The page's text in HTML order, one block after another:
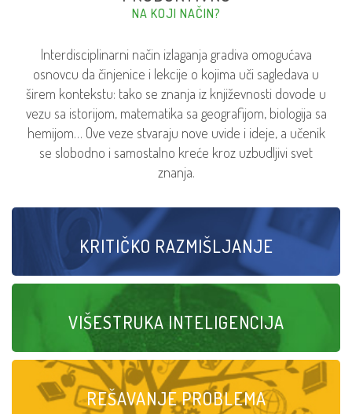
NA KOJI NAČIN?
Interdisciplinarni način izlaganja gradiva omogućava
osnovcu da činjenice i lekcije o kojima uči sagledava u
širem kontekstu: tako se znanja iz književnosti dovode u
vezu sa istorijom, matematika sa geografijom, biologija sa
hemijom… Ove veze stvaraju nove uvide i ideje, a učenik
se slobodno i samostalno kreće kroz uzbudljivi svet
znanja.
KRITIČKO RAZMIŠLJANJE
VIŠESTRUKA INTELIGENCIJA
REŠAVANJE PROBLEMA